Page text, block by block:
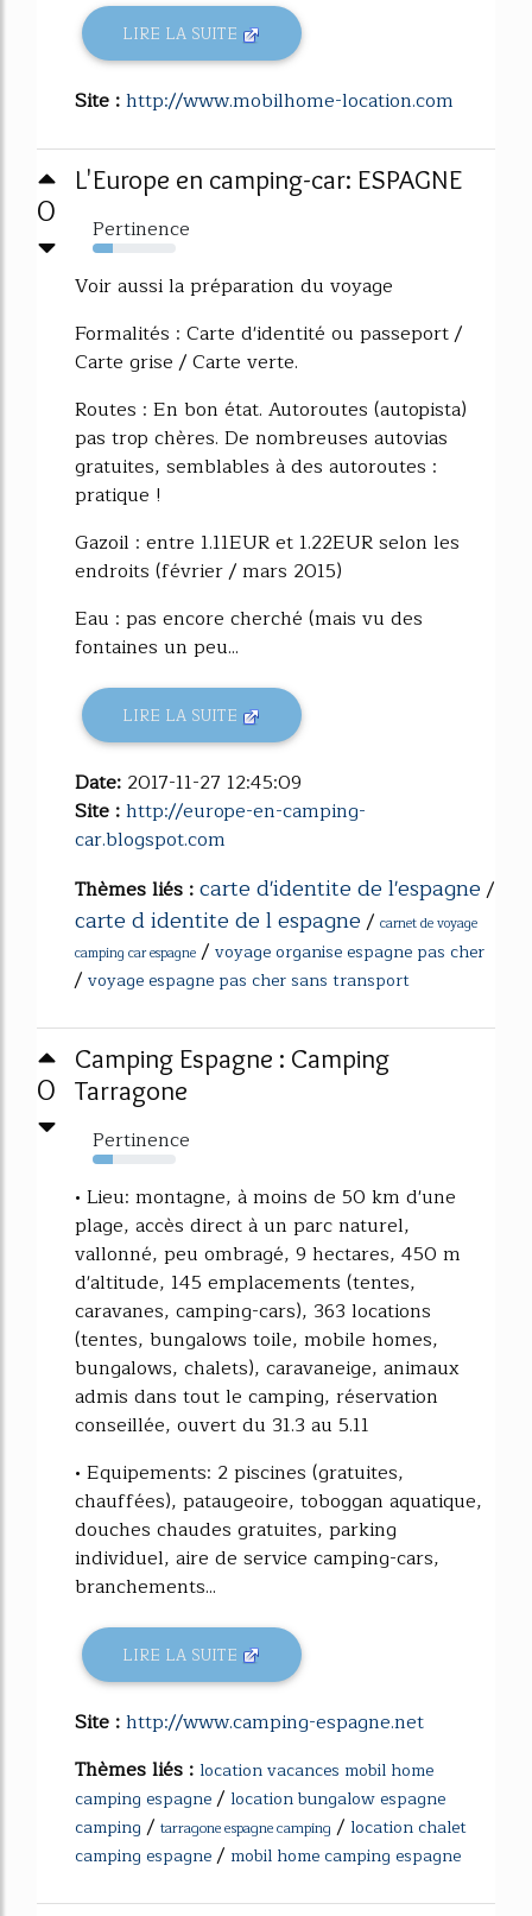
LIRE LA SUITE
Site :http://www.mobilhome-location.com
0
L'Europe en camping-car: ESPAGNE
Pertinence
24%
Voir aussi la préparation du voyage
Formalités : Carte d'identité ou passeport /
Carte grise / Carte verte.
Routes : En bon état. Autoroutes (autopista)
pas trop chères. De nombreuses autovias
gratuites, semblables à des autoroutes :
pratique !
Gazoil : entre 1.11EUR et 1.22EUR selon les
endroits (février / mars 2015)
Eau : pas encore cherché (mais vu des
fontaines un peu...
LIRE LA SUITE
Date: 2017-11-27 12:45:09
Site :http://europe-en-camping-
car.blogspot.com
Thèmes liés :carte d'identite de l'espagne/
carte d identite de l espagne/ carnet de voyage
camping car espagne / voyage organise espagne pas cher
/ voyage espagne pas cher sans transport
0
Camping Espagne : Camping
Tarragone
Pertinence
24%
• Lieu: montagne, à moins de 50 km d'une
plage, accès direct à un parc naturel,
vallonné, peu ombragé, 9 hectares, 450 m
d'altitude, 145 emplacements (tentes,
caravanes, camping-cars), 363 locations
(tentes, bungalows toile, mobile homes,
bungalows, chalets), caravaneige, animaux
admis dans tout le camping, réservation
conseillée, ouvert du 31.3 au 5.11
• Equipements: 2 piscines (gratuites,
chauffées), pataugeoire, toboggan aquatique,
douches chaudes gratuites, parking
individuel, aire de service camping-cars,
branchements...
LIRE LA SUITE
Site :http://www.camping-espagne.net
Thèmes liés : location vacances mobil home
camping espagne/ location bungalow espagne
camping / tarragone espagne camping / location chalet
camping espagne/ mobil home camping espagne